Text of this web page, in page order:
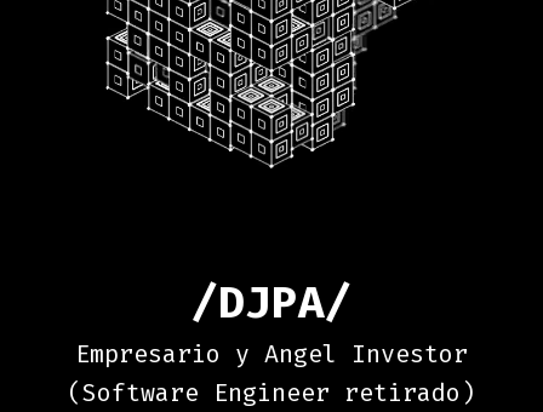
/DJPA/
Empresario y Angel Investor
(Software Engineer retirado)